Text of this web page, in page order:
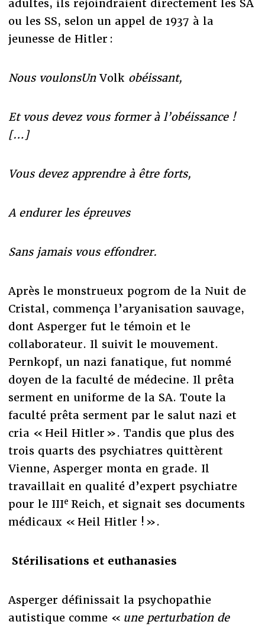
adultes, ils rejoindraient directement les SA
ou les SS, selon un appel de 1937 à la
jeunesse de Hitler :
Nous voulonsUn Volk obéissant,
Et vous devez vous former à l’obéissance !
[… ]
Vous devez apprendre à être forts,
A endurer les épreuves
Sans jamais vous effondrer.
Après le monstrueux pogrom de la Nuit de
Cristal, commença l’aryanisation sauvage,
dont Asperger fut le témoin et le
collaborateur. Il suivit le mouvement.
Pernkopf, un nazi fanatique, fut nommé
doyen de la faculté de médecine. Il prêta
serment en uniforme de la SA. Toute la
faculté prêta serment par le salut nazi et
cria « Heil Hitler ». Tandis que plus des
trois quarts des psychiatres quittèrent
Vienne, Asperger monta en grade. Il
travaillait en qualité d’expert psychiatre
pour le IIIe Reich, et signait ses documents
médicaux « Heil Hitler ! ».
Stérilisations et euthanasies
Asperger définissait la psychopathie
autistique comme « une perturbation de